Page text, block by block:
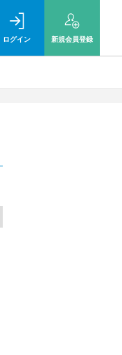
ログイン 新規会員登録